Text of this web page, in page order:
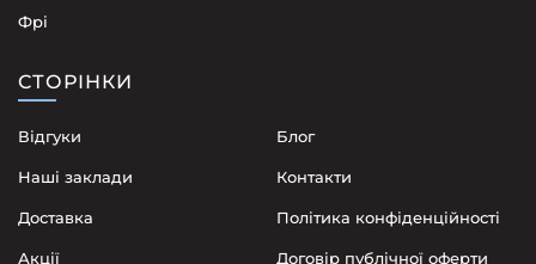
Фрі
СТОРІНКИ
Відгуки
Наші заклади
Доставка
Акції
Блог
Контакти
Політика конфіденційності
Договір публічної оферти